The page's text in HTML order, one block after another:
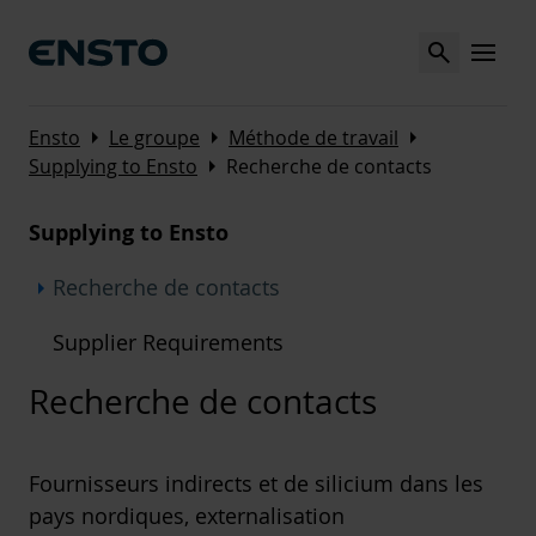
Search MENU
Ensto Arrow_right Le groupe Arrow_right Méthode de travail Arrow_right
Supplying to Ensto Arrow_right Recherche de contacts
Supplying to Ensto
Arrow_right Recherche de contacts
Supplier Requirements
Recherche de contacts
Fournisseurs indirects et de silicium dans les
pays nordiques, externalisation